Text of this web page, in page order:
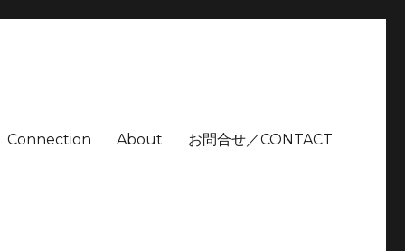
Connection About お問合せ／CONTACT